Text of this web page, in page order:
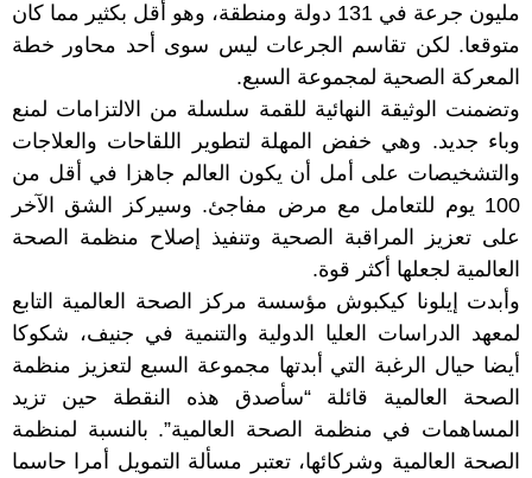
مليون جرعة في 131 دولة ومنطقة، وهو أقل بكثير مما كان
متوقعا. لكن تقاسم الجرعات ليس سوى أحد محاور خطة
المعركة الصحية لمجموعة السبع.
وتضمنت الوثيقة النهائية للقمة سلسلة من الالتزامات لمنع
وباء جديد. وهي خفض المهلة لتطوير اللقاحات والعلاجات
والتشخيصات على أمل أن يكون العالم جاهزا في أقل من
100 يوم للتعامل مع مرض مفاجئ. وسيركز الشق الآخر
على تعزيز المراقبة الصحية وتنفيذ إصلاح منظمة الصحة
العالمية لجعلها أكثر قوة.
وأبدت إيلونا كيكبوش مؤسسة مركز الصحة العالمية التابع
لمعهد الدراسات العليا الدولية والتنمية في جنيف، شكوكا
أيضا حيال الرغبة التي أبدتها مجموعة السبع لتعزيز منظمة
الصحة العالمية قائلة “سأصدق هذه النقطة حين تزيد
المساهمات في منظمة الصحة العالمية”. بالنسبة لمنظمة
الصحة العالمية وشركائها، تعتبر مسألة التمويل أمرا حاسما